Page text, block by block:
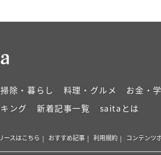
掃除・暮らし 料理・グルメ お金・
ング 新着記事一覧 saitaとは
ースはこちら おすすめ記事 利用規約 コンテンツ